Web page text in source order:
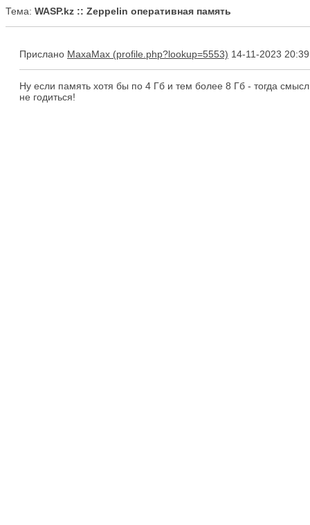
Тема: WASP.kz :: Zeppelin оперативная память
Прислано MaxaMax 14-11-2023 20:39
Ну если память хотя бы по 4 Гб и тем более 8 Гб - тогда
не годиться!